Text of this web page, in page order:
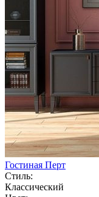
Гостиная Перт
Стиль:
Классический